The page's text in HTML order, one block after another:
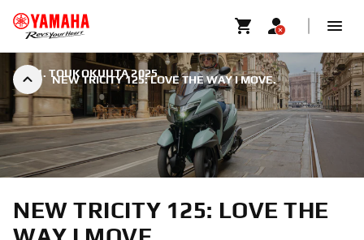
NEW TRICITY 125: LOVE THE WAY I MOVE.
21. TOUKOKUUTA 2025
NEW TRICITY 125: LOVE THE